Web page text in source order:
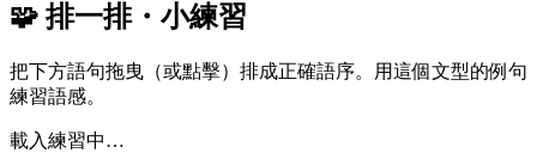
🧩 排一排・小練習
把下方語句拖曳（或點擊）排成正確語序。用這個文型的例句
練習語感。
載入練習中…